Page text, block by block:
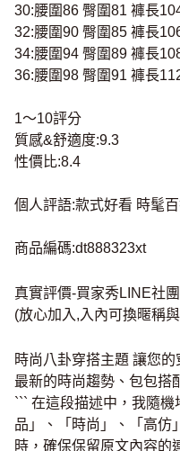
30:腰圍86 臀圍81 褲長
32:腰圍90 臀圍85 褲長
34:腰圍94 臀圍89 褲長
36:腰圍98 臀圍91 褲長
1～10評分
質感&舒適度:9.3
性價比:8.4
個人評語:款式好看 時髦百
商品編碼:dt888323xt
真實評價-買家秀LINE社
(放心加入,入內可換暱稱
時尚八卦穿搭主題 讓您的
最新的時尚趨勢、包包搭
``` 在這段描述中，我隨
品」、「時尚」、「高仿
時，確保保留原文內容的